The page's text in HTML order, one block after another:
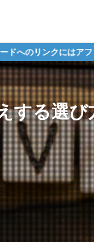
ィリエイトタグが
する選び